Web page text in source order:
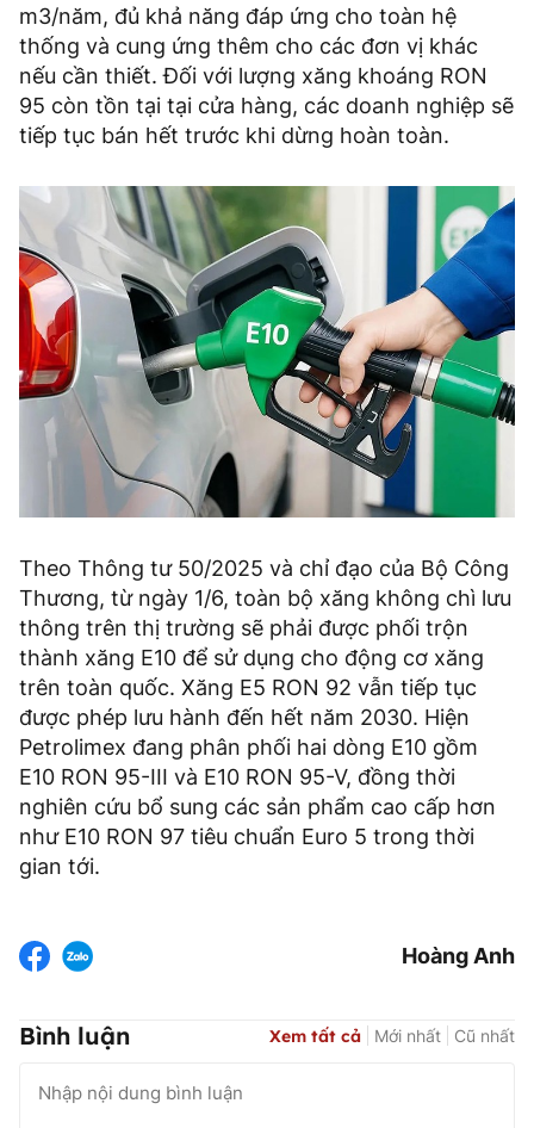
m3/năm, đủ khả năng đáp ứng cho toàn hệ
thống và cung ứng thêm cho các đơn vị khác
nếu cần thiết. Đối với lượng xăng khoáng RON
95 còn tồn tại tại cửa hàng, các doanh nghiệp sẽ
tiếp tục bán hết trước khi dừng hoàn toàn.
Theo Thông tư 50/2025 và chỉ đạo của Bộ Công
Thương, từ ngày 1/6, toàn bộ xăng không chì lưu
thông trên thị trường sẽ phải được phối trộn
thành xăng E10 để sử dụng cho động cơ xăng
trên toàn quốc. Xăng E5 RON 92 vẫn tiếp tục
được phép lưu hành đến hết năm 2030. Hiện
Petrolimex đang phân phối hai dòng E10 gồm
E10 RON 95-III và E10 RON 95-V, đồng thời
nghiên cứu bổ sung các sản phẩm cao cấp hơn
như E10 RON 97 tiêu chuẩn Euro 5 trong thời
gian tới.
Hoàng Anh
Bình luận Xem tất cả Mới nhất Cũ nhất